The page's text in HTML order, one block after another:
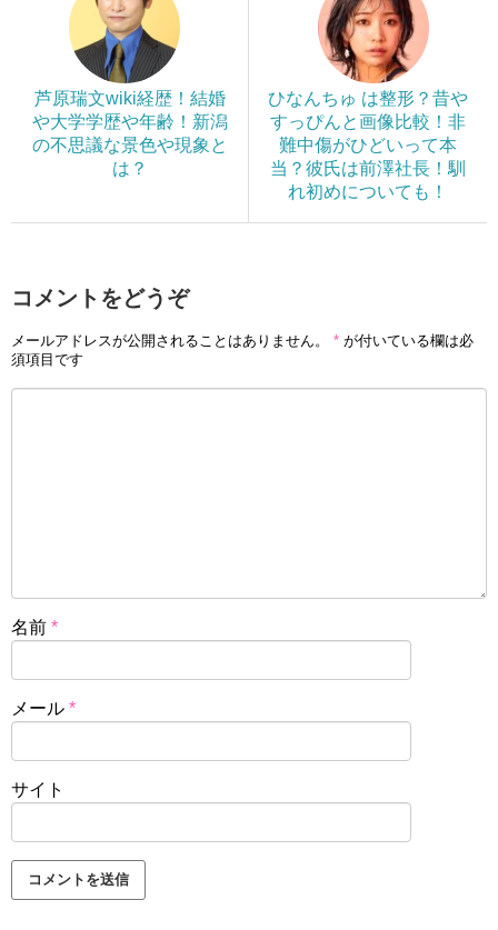
芦原瑞文wiki経歴！結婚
や大学学歴や年齢！新潟
の不思議な景色や現象と
は？
ひなんちゅ は整形？昔や
すっぴんと画像比較！非
難中傷がひどいって本
当？彼氏は前澤社長！馴
れ初めについても！
コメントをどうぞ
メールアドレスが公開されることはありません。 * が付いている欄は必
須項目です
名前 *
メール *
サイト